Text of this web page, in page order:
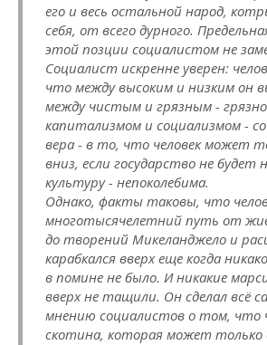
его и весь остальной народ,
себя, от всего дурного.
этой позции социалистом не
Социалист искренне уверен:
что между высоким и низким он
между чистым и грязным -
капитализмом и социализмом -
вера - в то, что человек может
вниз, если государство не будет
культуру - непоколебима.
Однако, факты таковы, что
многотысячелетний путь от
до творений Микеланджело и
карабкался вверх еще когда
в помине не было. И никакие
вверх не тащили. Он сделал всё
мнению социалистов о том, что
скотина, которая может только